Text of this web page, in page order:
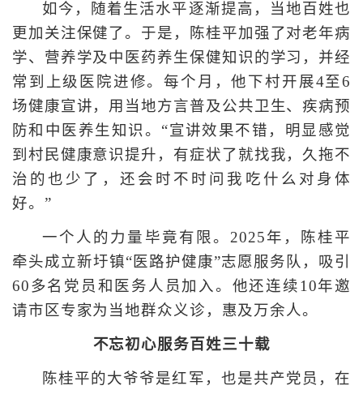
如今，随着生活水平逐渐提高，当地百姓也
更加关注保健了。于是，陈桂平加强了对老年病
学、营养学及中医药养生保健知识的学习，并经
常到上级医院进修。每个月，他下村开展4至6
场健康宣讲，用当地方言普及公共卫生、疾病预
防和中医养生知识。“宣讲效果不错，明显感觉
到村民健康意识提升，有症状了就找我，久拖不
治的也少了，还会时不时问我吃什么对身体
好。”
一个人的力量毕竟有限。2025年，陈桂平
牵头成立新圩镇“医路护健康”志愿服务队，吸引
60多名党员和医务人员加入。他还连续10年邀
请市区专家为当地群众义诊，惠及万余人。
不忘初心服务百姓三十载
陈桂平的大爷爷是红军，也是共产党员，在